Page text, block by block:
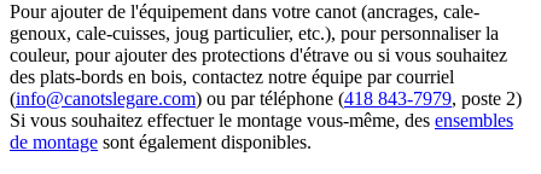
Pour ajouter de l'équipement dans votre canot (ancrages, cale-
genoux, cale-cuisses, joug particulier, etc.), pour personnaliser la
couleur, pour ajouter des protections d'étrave ou si vous souhaitez
des plats-bords en bois, contactez notre équipe par courriel
(info@canotslegare.com) ou par téléphone (418 843-7979, poste 2)
Si vous souhaitez effectuer le montage vous-même, des ensembles
de montage sont également disponibles.